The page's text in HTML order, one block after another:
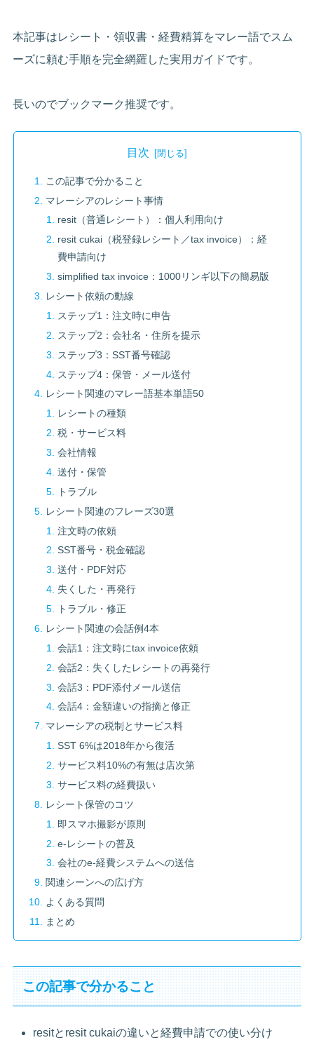
本記事はレシート・領収書・経費精算をマレー語でスム
ーズに頼む手順を完全網羅した実用ガイドです。
長いのでブックマーク推奨です。
目次
この記事で分かること
マレーシアのレシート事情
resit（普通レシート）：個人利用向け
resit cukai（税登録レシート／tax invoice）：経
費申請向け
simplified tax invoice：1000リンギ以下の簡易版
レシート依頼の動線
ステップ1：注文時に申告
ステップ2：会社名・住所を提示
ステップ3：SST番号確認
ステップ4：保管・メール送付
レシート関連のマレー語基本単語50
レシートの種類
税・サービス料
会社情報
送付・保管
トラブル
レシート関連のフレーズ30選
注文時の依頼
SST番号・税金確認
送付・PDF対応
失くした・再発行
トラブル・修正
レシート関連の会話例4本
会話1：注文時にtax invoice依頼
会話2：失くしたレシートの再発行
会話3：PDF添付メール送信
会話4：金額違いの指摘と修正
マレーシアの税制とサービス料
SST 6%は2018年から復活
サービス料10%の有無は店次第
サービス料の経費扱い
レシート保管のコツ
即スマホ撮影が原則
e-レシートの普及
会社のe-経費システムへの送信
関連シーンへの広げ方
よくある質問
まとめ
この記事で分かること
resitとresit cukaiの違いと経費申請での使い分け